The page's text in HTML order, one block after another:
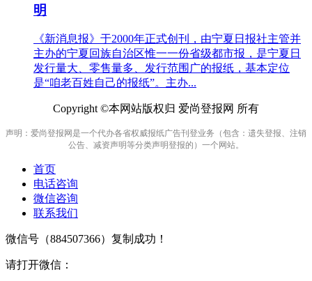
明
《新消息报》于2000年正式创刊，由宁夏日报社主管并
主办的宁夏回族自治区惟一一份省级都市报，是宁夏日
发行量大、零售量多、发行范围广的报纸，基本定位
是“咱老百姓自己的报纸”。主办...
Copyright ©本网站版权归 爱尚登报网 所有
声明：爱尚登报网是一个代办各省权威报纸广告刊登业务（包含：遗失登报、注销
公告、减资声明等分类声明登报的）一个网站。
首页
电话咨询
微信咨询
联系我们
微信号（884507366）复制成功！
请打开微信：